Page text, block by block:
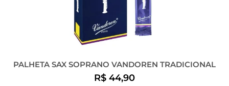
PALHETA SAX SOPRANO VANDOREN TRADICIONAL
R$ 44,90